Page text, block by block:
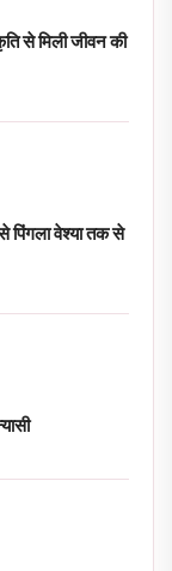
से मिली जीवन की
वेश्या तक से